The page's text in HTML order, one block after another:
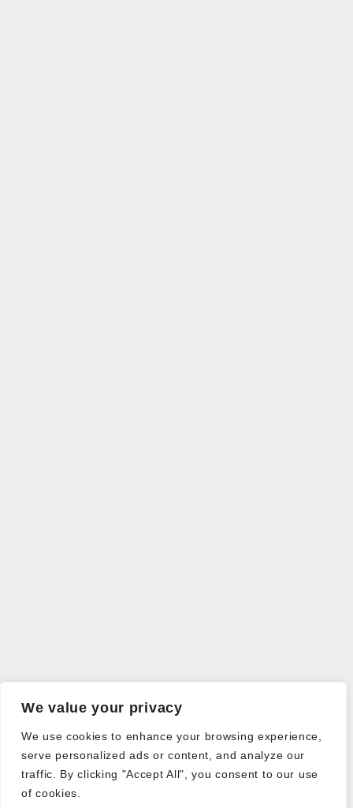
We value your privacy
We use cookies to enhance your browsing experience,
serve personalized ads or content, and analyze our
traffic. By clicking "Accept All", you consent to our use
of cookies.